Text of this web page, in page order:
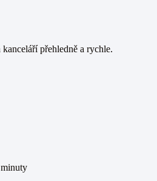
přehledně a rychle.